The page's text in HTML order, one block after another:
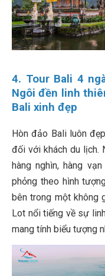
4. Tour Bali 4
Ngôi đền linh
Bali xinh đẹp
Hòn đảo Bali luôn
đối với khách du lịch.
hàng nghìn, hàng
phỏng theo hình
bên trong một không
Lot nổi tiếng về sự
mang tính biểu tượng